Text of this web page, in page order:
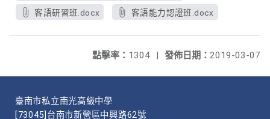
客語研習班.docx
客語能力認證班.docx
發佈日期： 2019-03-07
點擊率： 1304 |
臺南市私立南光高級中學
[73045]台南市新營區中興路62號